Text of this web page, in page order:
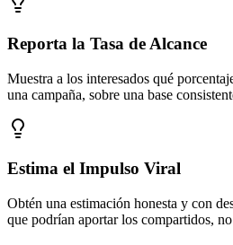
Reporta la Tasa de Alcance
Muestra a los interesados qué
una campaña, sobre una base
Estima el Impulso Viral
Obtén una estimación honesta y con
que podrían aportar los compartidos,